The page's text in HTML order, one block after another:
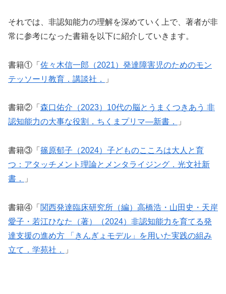
それでは、非認知能力の理解を深めていく上で、著者が非
常に参考になった書籍を以下に紹介していきます。
書籍①「 佐々木信一郎（2021）発達障害児のためのモン
テッソーリ教育．講談社．
」
書籍②「 森口佑介（2023）10代の脳とうまくつきあう 非
認知能力の大事な役割．ちくまプリマ―新書．
」
書籍③「 篠原郁子（2024）子どものこころは大人と育
つ：アタッチメント理論とメンタライジング．光文社新
書．
」
書籍④「 関西発達臨床研究所（編）高橋浩・山田史・天岸
愛子・若江ひなた（著）（2024）非認知能力を育てる発
達支援の進め方 「きんぎょモデル」を用いた実践の組み
立て．学苑社．
」